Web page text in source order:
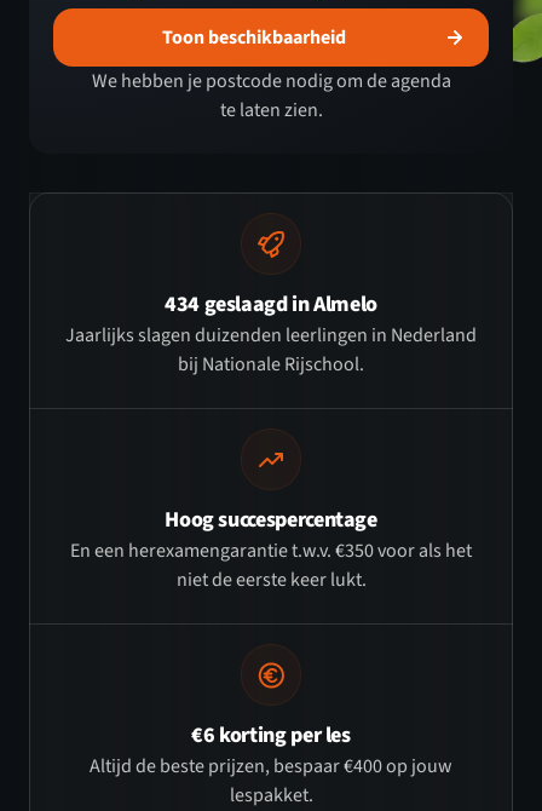
Toon beschikbaarheid
We hebben je postcode nodig om de agenda
te laten zien.
434 geslaagd in Almelo
Jaarlijks slagen duizenden leerlingen in Nederland
bij Nationale Rijschool.
Hoog succespercentage
En een herexamengarantie t.w.v. €350 voor als het
niet de eerste keer lukt.
€6 korting per les
Altijd de beste prijzen, bespaar €400 op jouw
lespakket.